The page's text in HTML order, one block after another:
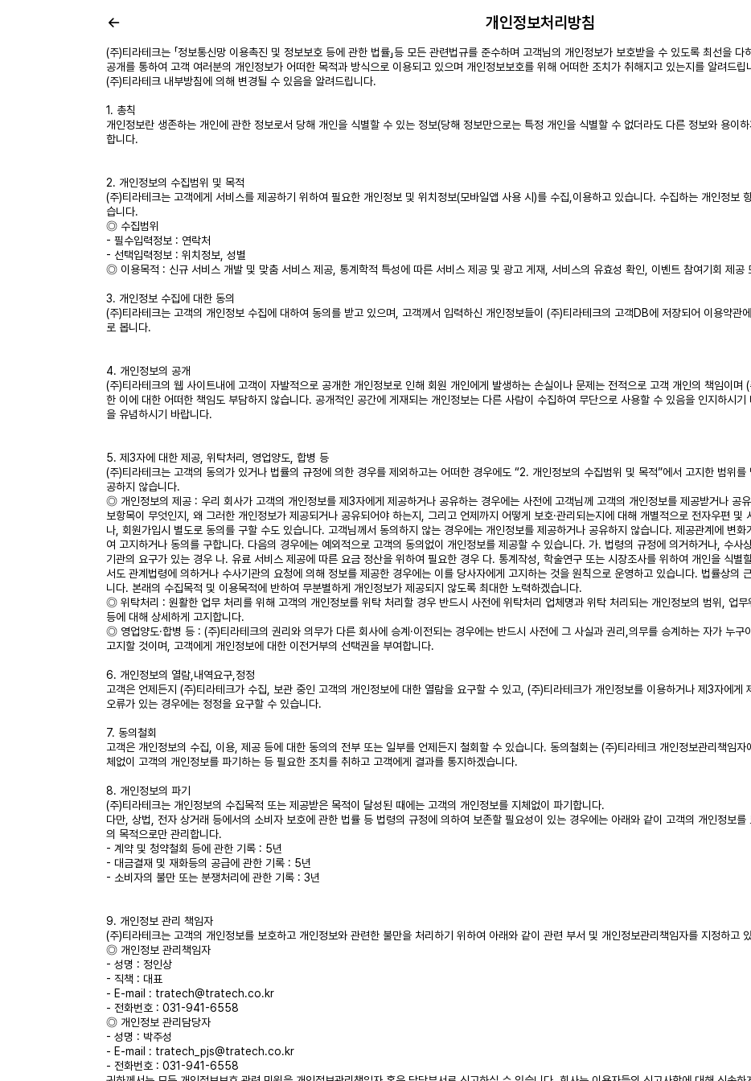
개인정보처리방침
(주)티라테크는 「정보통신망 이용촉진 및 정보보호 등에 관한 법률」등 모든 관련법규를 준수하며 고객님의 개인정보가 보호받을 수 있도록 최선을
공개를 통하여 고객 여러분의 개인정보가 어떠한 목적과 방식으로 이용되고 있으며 개인정보보호를 위해 어떠한 조치가 취해지고 있는지를 알려드
(주)티라테크 내부방침에 의해 변경될 수 있음을 알려드립니다.
1. 총칙
개인정보란 생존하는 개인에 관한 정보로서 당해 개인을 식별할 수 있는 정보(당해 정보만으로는 특정 개인을 식별할 수 없더라도 다른 정보와 용이
합니다.
2. 개인정보의 수집범위 및 목적
(주)티라테크는 고객에게 서비스를 제공하기 위하여 필요한 개인정보 및 위치정보(모바일앱 사용 시)를 수집,이용하고 있습니다. 수집하는 개인정보
습니다.
◎ 수집범위
- 필수입력정보 : 연락처
- 선택입력정보 : 위치정보, 성별
◎ 이용목적 : 신규 서비스 개발 및 맞춤 서비스 제공, 통계학적 특성에 따른 서비스 제공 및 광고 게재, 서비스의 유효성 확인, 이벤트 참여기회 제공
3. 개인정보 수집에 대한 동의
(주)티라테크는 고객의 개인정보 수집에 대하여 동의를 받고 있으며, 고객께서 입력하신 개인정보들이 (주)티라테크의 고객DB에 저장되어 이용약관
로 봅니다.
4. 개인정보의 공개
(주)티라테크의 웹 사이트내에 고객이 자발적으로 공개한 개인정보로 인해 회원 개인에게 발생하는 손실이나 문제는 전적으로 고객 개인의 책임이며
한 이에 대한 어떠한 책임도 부담하지 않습니다. 공개적인 공간에 게재되는 개인정보는 다른 사람이 수집하여 무단으로 사용할 수 있음을 인지하시
을 유념하시기 바랍니다.
5. 제3자에 대한 제공, 위탁처리, 영업양도, 합병 등
(주)티라테크는 고객의 동의가 있거나 법률의 규정에 의한 경우를 제외하고는 어떠한 경우에도 “2. 개인정보의 수집범위 및 목적”에서 고지한 범위를
공하지 않습니다.
◎ 개인정보의 제공 : 우리 회사가 고객의 개인정보를 제3자에게 제공하거나 공유하는 경우에는 사전에 고객님께 고객의 개인정보를 제공받거나 공
보항목이 무엇인지, 왜 그러한 개인정보가 제공되거나 공유되어야 하는지, 그리고 언제까지 어떻게 보호·관리되는지에 대해 개별적으로 전자우편 및
나, 회원가입시 별도로 동의를 구할 수도 있습니다. 고객님께서 동의하지 않는 경우에는 개인정보를 제공하거나 공유하지 않습니다. 제공관계에 변
여 고지하거나 동의를 구합니다. 다음의 경우에는 예외적으로 고객의 동의없이 개인정보를 제공할 수 있습니다. 가. 법령의 규정에 의거하거나, 수사
기관의 요구가 있는 경우 나. 유료 서비스 제공에 따른 요금 정산을 위하여 필요한 경우 다. 통계작성, 학술연구 또는 시장조사를 위하여 개인을 식별
서도 관계법령에 의하거나 수사기관의 요청에 의해 정보를 제공한 경우에는 이를 당사자에게 고지하는 것을 원칙으로 운영하고 있습니다. 법률상의
니다. 본래의 수집목적 및 이용목적에 반하여 무분별하게 개인정보가 제공되지 않도록 최대한 노력하겠습니다.
◎ 위탁처리 : 원활한 업무 처리를 위해 고객의 개인정보를 위탁 처리할 경우 반드시 사전에 위탁처리 업체명과 위탁 처리되는 개인정보의 범위, 업
등에 대해 상세하게 고지합니다.
◎ 영업양도·합병 등 : (주)티라테크의 권리와 의무가 다른 회사에 승계·이전되는 경우에는 반드시 사전에 그 사실과 권리,의무를 승계하는 자가 누구
고지할 것이며, 고객에게 개인정보에 대한 이전거부의 선택권을 부여합니다.
6. 개인정보의 열람,내역요구,정정
고객은 언제든지 (주)티라테크가 수집, 보관 중인 고객의 개인정보에 대한 열람을 요구할 수 있고, (주)티라테크가 개인정보를 이용하거나 제3자에게
오류가 있는 경우에는 정정을 요구할 수 있습니다.
7. 동의철회
고객은 개인정보의 수집, 이용, 제공 등에 대한 동의의 전부 또는 일부를 언제든지 철회할 수 있습니다. 동의철회는 (주)티라테크 개인정보관리책임
체없이 고객의 개인정보를 파기하는 등 필요한 조치를 취하고 고객에게 결과를 통지하겠습니다.
8. 개인정보의 파기
(주)티라테크는 개인정보의 수집목적 또는 제공받은 목적이 달성된 때에는 고객의 개인정보를 지체없이 파기합니다.
다만, 상법, 전자 상거래 등에서의 소비자 보호에 관한 법률 등 법령의 규정에 의하여 보존할 필요성이 있는 경우에는 아래와 같이 고객의 개인정보
의 목적으로만 관리합니다.
- 계약 및 청약철회 등에 관한 기록 : 5년
- 대금결재 및 재화등의 공급에 관한 기록 : 5년
- 소비자의 불만 또는 분쟁처리에 관한 기록 : 3년
9. 개인정보 관리 책임자
(주)티라테크는 고객의 개인정보를 보호하고 개인정보와 관련한 불만을 처리하기 위하여 아래와 같이 관련 부서 및 개인정보관리책임자를 지정하고
◎ 개인정보 관리책임자
- 성명 : 정인상
- 직책 : 대표
- E-mail : tratech@tratech.co.kr
- 전화번호 : 031-941-6558
◎ 개인정보 관리담당자
- 성명 : 박주성
- E-mail : tratech_pjs@tratech.co.kr
- 전화번호 : 031-941-6558